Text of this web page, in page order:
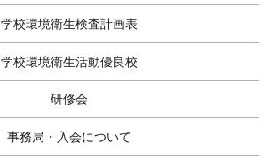
学校環境衛生検査計画表
学校環境衛生活動優良校
研修会
事務局・入会について